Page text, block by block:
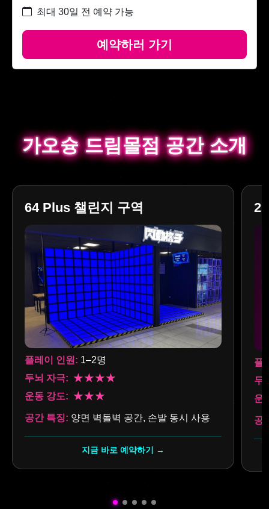
최대 30일 전 예약 가능
예약하러 가기
가오슝 드림몰점 공간 소개
가오슝 드림몰점 공간 소개
64 Plus 챌린지 구역
플레이 인원: 1–2명
두뇌 자극: ★★★★
운동 강도: ★★★
공간 특징: 양면 벽돌벽 공간, 손발 동시 사용
지금 바로 예약하기 →
플
두
운
공